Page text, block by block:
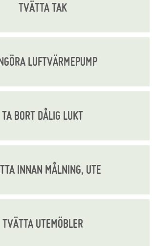
TVÄTTA TAK
LUFTVÄRMEPUMP
TA BORT DÅLIG LUKT
INNAN MÅLNING, UTE
TVÄTTA UTEMÖBLER